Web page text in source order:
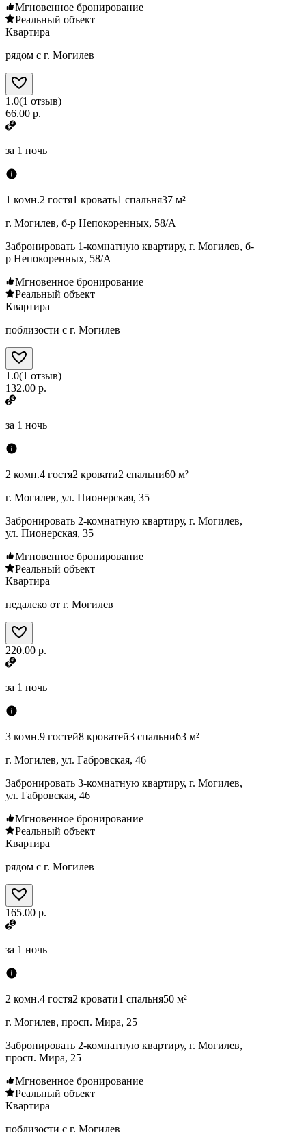
Мгновенное бронирование
Реальный объект
Квартира
рядом с г. Могилев
1.0(1 отзыв)
66.00 р.
за 1 ночь
1 комн.2 гостя1 кровать1 спальня37 м²
г. Могилев, б-р Непокоренных, 58/А
Забронировать 1-комнатную квартиру, г. Могилев, б-
р Непокоренных, 58/А
Мгновенное бронирование
Реальный объект
Квартира
поблизости с г. Могилев
1.0(1 отзыв)
132.00 р.
за 1 ночь
2 комн.4 гостя2 кровати2 спальни60 м²
г. Могилев, ул. Пионерская, 35
Забронировать 2-комнатную квартиру, г. Могилев,
ул. Пионерская, 35
Мгновенное бронирование
Реальный объект
Квартира
недалеко от г. Могилев
220.00 р.
за 1 ночь
3 комн.9 гостей8 кроватей3 спальни63 м²
г. Могилев, ул. Габровская, 46
Забронировать 3-комнатную квартиру, г. Могилев,
ул. Габровская, 46
Мгновенное бронирование
Реальный объект
Квартира
рядом с г. Могилев
165.00 р.
за 1 ночь
2 комн.4 гостя2 кровати1 спальня50 м²
г. Могилев, просп. Мира, 25
Забронировать 2-комнатную квартиру, г. Могилев,
просп. Мира, 25
Мгновенное бронирование
Реальный объект
Квартира
поблизости с г. Могилев